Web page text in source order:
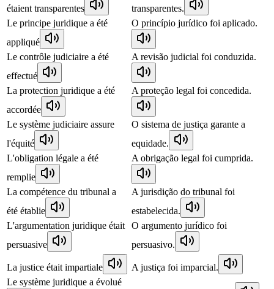
étaient transparentes
transparentes.
Le principe juridique a été
appliqué
O princípio jurídico foi aplicado.
Le contrôle judiciaire a été
effectué
A revisão judicial foi conduzida.
La protection juridique a été
accordée
A proteção legal foi concedida.
Le système judiciaire assure
l'équité
O sistema de justiça garante a
equidade.
L'obligation légale a été
remplie
A obrigação legal foi cumprida.
La compétence du tribunal a
été établie
A jurisdição do tribunal foi
estabelecida.
L'argumentation juridique était
persuasive
O argumento jurídico foi
persuasivo.
La justice était impartiale
A justiça foi imparcial.
Le système juridique a évolué